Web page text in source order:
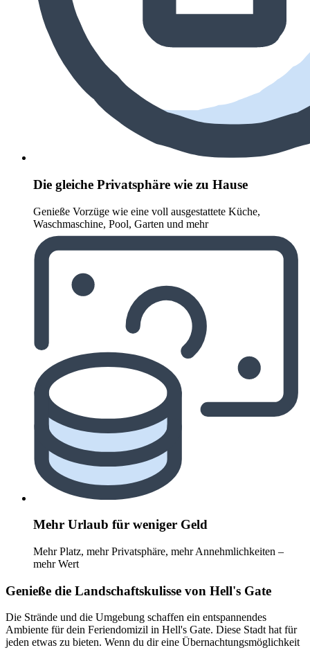
Die gleiche Privatsphäre wie zu Hause
Genieße Vorzüge wie eine voll ausgestattete Küche,
Waschmaschine, Pool, Garten und mehr
Mehr Urlaub für weniger Geld
Mehr Platz, mehr Privatsphäre, mehr Annehmlichkeiten –
mehr Wert
Genieße die Landschaftskulisse von Hell's Gate
Die Strände und die Umgebung schaffen ein entspannendes
Ambiente für dein Feriendomizil in Hell's Gate. Diese Stadt hat für
jeden etwas zu bieten. Wenn du dir eine Übernachtungsmöglichkeit